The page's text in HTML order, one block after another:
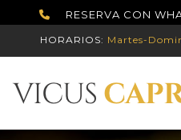
RESERVA CON
HORARIOS: Martes-